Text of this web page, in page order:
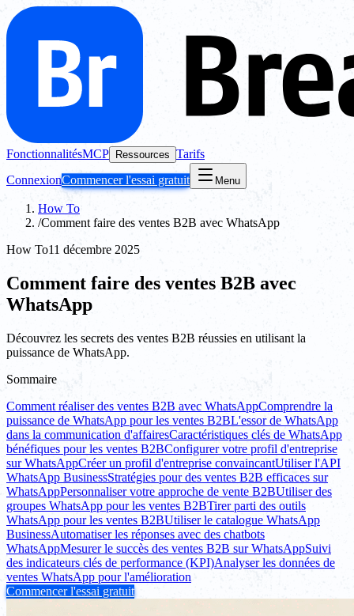
FonctionnalitésMCP Ressources Tarifs
ConnexionCommencer l'essai gratuit Menu
How To
/Comment faire des ventes B2B avec WhatsApp
How To11 décembre 2025
Comment faire des ventes B2B avec
WhatsApp
Découvrez les secrets des ventes B2B réussies en utilisant la
puissance de WhatsApp.
Sommaire
Comment réaliser des ventes B2B avec WhatsAppComprendre la
puissance de WhatsApp pour les ventes B2BL'essor de WhatsApp
dans la communication d'affairesCaractéristiques clés de WhatsApp
bénéfiques pour les ventes B2BConfigurer votre profil d'entreprise
sur WhatsAppCréer un profil d'entreprise convaincantUtiliser l'API
WhatsApp BusinessStratégies pour des ventes B2B efficaces sur
WhatsAppPersonnaliser votre approche de vente B2BUtiliser des
groupes WhatsApp pour les ventes B2BTirer parti des outils
WhatsApp pour les ventes B2BUtiliser le catalogue WhatsApp
BusinessAutomatiser les réponses avec des chatbots
WhatsAppMesurer le succès des ventes B2B sur WhatsAppSuivi
des indicateurs clés de performance (KPI)Analyser les données de
ventes WhatsApp pour l'amélioration
Commencer l'essai gratuit